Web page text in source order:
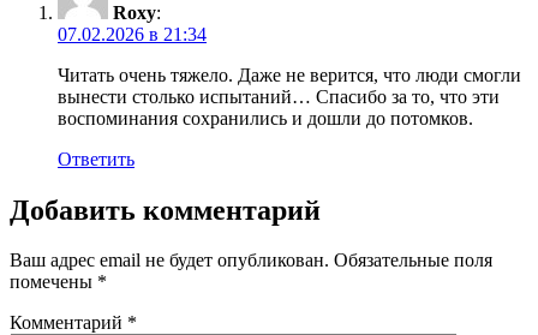
Roxy:
07.02.2026 в 21:34
Читать очень тяжело. Даже не верится, что люди смогли
вынести столько испытаний… Спасибо за то, что эти
воспоминания сохранились и дошли до потомков.
Ответить
Добавить комментарий
Ваш адрес email не будет опубликован. Обязательные поля
помечены *
Комментарий *